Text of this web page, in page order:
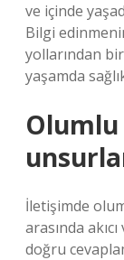
ve içinde
Bilgi
yollarından
yaşamda
İletişimde
arasında
doğru